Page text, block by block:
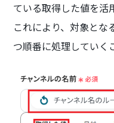
ている取得した値を活
これにより、対象とな
つ順番に処理していく